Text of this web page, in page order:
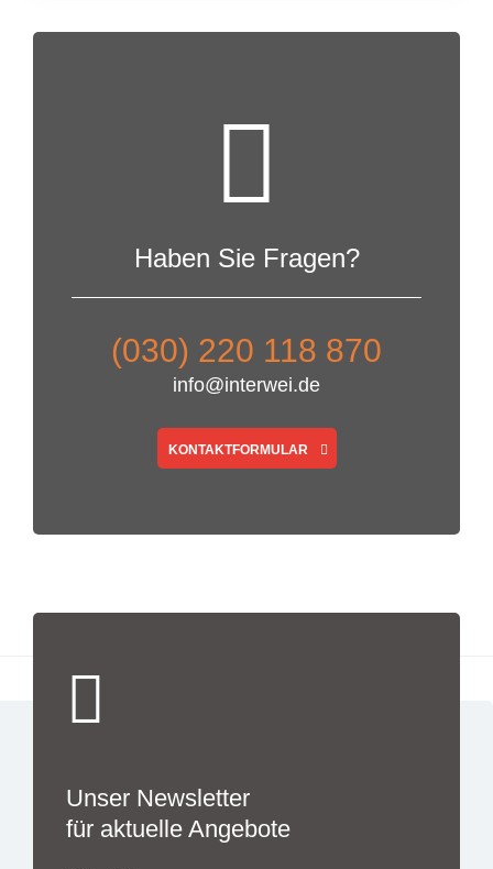
Haben Sie Fragen?
(030) 220 118 870
info@interwei.de
KONTAKTFORMULAR
Unser Newsletter
für aktuelle Angebote